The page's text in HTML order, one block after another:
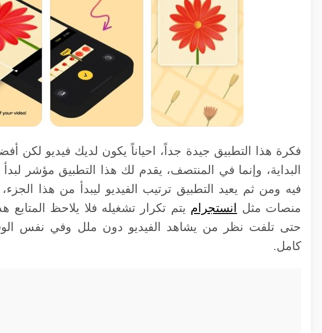
فكرة هذا التطبيق جيدة جداً، احياناً يكون لديك فيديو
البداية، وإنما في المنتصف، يقدم لك هذا التطبيق مؤشر
فيه ومن ثم يعيد التطبيق ترتيب الفيديو ليبدأ من هذا
منصات مثل انستجرام يتم تكرار تشغيله فلا يلاحظ
حتى تلفت نظر من يشاهد الفيديو دون ملل وفي نفس
كامل.